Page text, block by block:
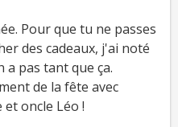
Pour que tu ne passes
des cadeaux, j'ai noté
a pas tant que ça.
de la fête avec
oncle Léo !